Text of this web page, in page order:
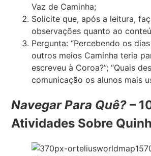
Vaz de Caminha;
Solicite que, após a leitura,
observações quanto ao
Pergunta: “Percebendo os
outros meios Caminha teria
escreveu à Coroa?”; “Quais
comunicação os alunos mais
Navegar Para Quê? –
Atividades Sobre